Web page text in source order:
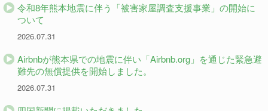
令和8年熊本地震に伴う「被害家屋調査支援事業」の開始に
ついて
2026.07.31
Airbnbが熊本県での地震に伴い「Airbnb.org」を通じた緊急避
難先の無償提供を開始しました。
2026.07.31